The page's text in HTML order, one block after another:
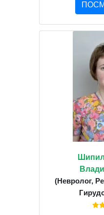
(Невролог,